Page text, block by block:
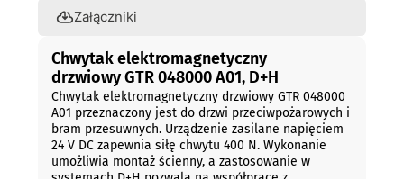
Załączniki
Chwytak elektromagnetyczny
drzwiowy GTR 048000 A01, D+H
Chwytak elektromagnetyczny drzwiowy GTR 048000
A01 przeznaczony jest do drzwi przeciwpożarowych i
bram przesuwnych. Urządzenie zasilane napięciem
24 V DC zapewnia siłę chwytu 400 N. Wykonanie
umożliwia montaż ścienny, a zastosowanie w